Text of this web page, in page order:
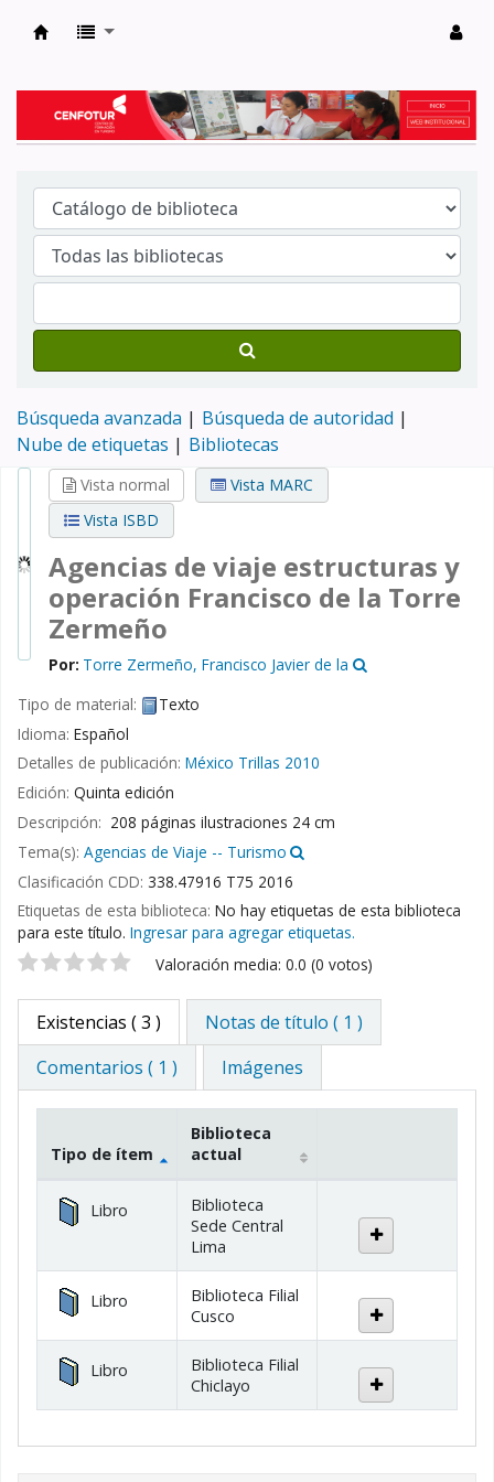
Búsqueda avanzada
Búsqueda de autoridad
Nube de etiquetas
Bibliotecas
Vista normal
Vista MARC
Vista ISBD
Agencias de viaje estructuras y
operación Francisco de la Torre
Zermeño
Por: Torre Zermeño, Francisco Javier de la
Tipo de material:
Texto
Idioma: Español
Detalles de publicación: México Trillas 2010
Edición: Quinta edición
Descripción: 208 páginas ilustraciones 24 cm
Tema(s): Agencias de Viaje -- Turismo
Clasificación CDD: 338.47916 T75 2016
Etiquetas de esta biblioteca: No hay etiquetas de esta biblioteca
para este título. Ingresar para agregar etiquetas.
Valoración Valoración media: 0.0 (0 votos)
Existencias ( 3 )
Notas de título ( 1 )
Comentarios ( 1 )
Imágenes
Tipo de ítem
Biblioteca
actual
Libro
Biblioteca
Sede Central
Lima
Libro
Biblioteca Filial
Cusco
Libro
Biblioteca Filial
Chiclayo